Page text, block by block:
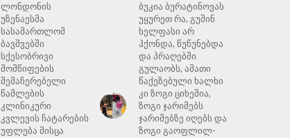
ლონდონის
უზენაესმა
სასამართლომ
ბავშვებში
სქესობრივი
მომწიფების
შემაჩერებელი
წამლების
კლინიკური
კვლევის ჩატარების
უფლება მისცა
ბუკია ბურატინოვას
უყურეთ რა, გუშინ
ხელფასი არ
ჰქონდა, წუწუნებდა
და პრაღებში
გულაობს, ამათი
წაქეზებული ხალხი
კი ზოგი ციხეშია,
ზოგი ჯარიმებს
ჯარიმებზე იღებს და
ზოგი გაოფლილ-